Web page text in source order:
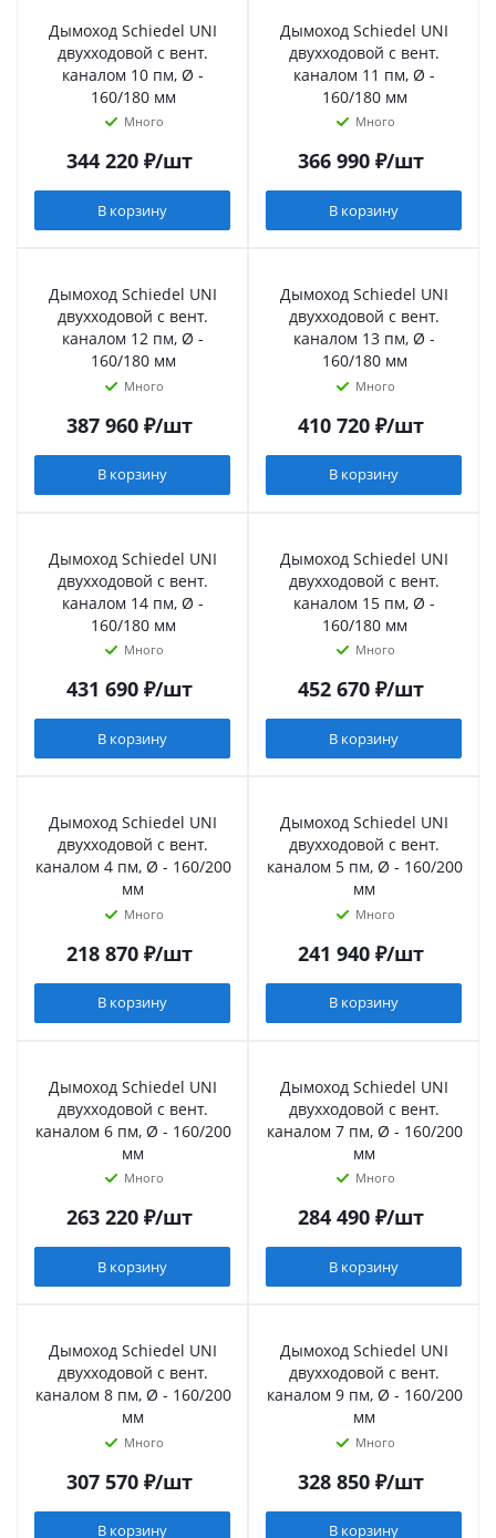
Дымоход Schiedel UNI
двухходовой с вент.
каналом 10 пм, Ø -
160/180 мм
Много
344 220₽/шт
В корзину
Дымоход Schiedel UNI
двухходовой с вент.
каналом 11 пм, Ø -
160/180 мм
Много
366 990₽/шт
В корзину
Дымоход Schiedel UNI
двухходовой с вент.
каналом 12 пм, Ø -
160/180 мм
Много
387 960₽/шт
В корзину
Дымоход Schiedel UNI
двухходовой с вент.
каналом 13 пм, Ø -
160/180 мм
Много
410 720₽/шт
В корзину
Дымоход Schiedel UNI
двухходовой с вент.
каналом 14 пм, Ø -
160/180 мм
Много
431 690₽/шт
В корзину
Дымоход Schiedel UNI
двухходовой с вент.
каналом 15 пм, Ø -
160/180 мм
Много
452 670₽/шт
В корзину
Дымоход Schiedel UNI
двухходовой с вент.
каналом 4 пм, Ø - 160/200
мм
Много
218 870₽/шт
В корзину
Дымоход Schiedel UNI
двухходовой с вент.
каналом 5 пм, Ø - 160/200
мм
Много
241 940₽/шт
В корзину
Дымоход Schiedel UNI
двухходовой с вент.
каналом 6 пм, Ø - 160/200
мм
Много
263 220₽/шт
В корзину
Дымоход Schiedel UNI
двухходовой с вент.
каналом 7 пм, Ø - 160/200
мм
Много
284 490₽/шт
В корзину
Дымоход Schiedel UNI
двухходовой с вент.
каналом 8 пм, Ø - 160/200
мм
Много
307 570₽/шт
В корзину
Дымоход Schiedel UNI
двухходовой с вент.
каналом 9 пм, Ø - 160/200
мм
Много
328 850₽/шт
В корзину